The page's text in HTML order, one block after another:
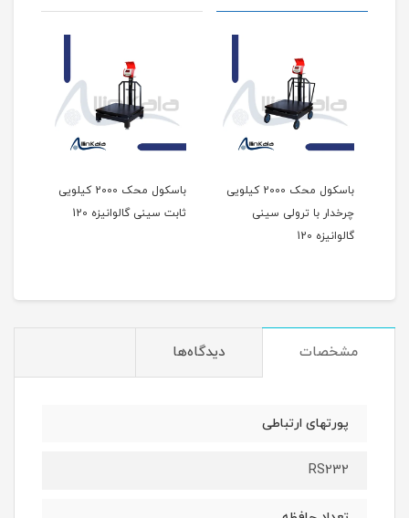
باسکول محک 2000 کیلویی
چرخدار با ترولی سینی
گالوانیزه 120
باسکول محک 2000 کیلویی
ثابت سینی گالوانیزه 120
مشخصات دیدگاه‌ها
پورتهای ارتباطی
RS232